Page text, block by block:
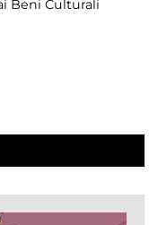
Beni Culturali